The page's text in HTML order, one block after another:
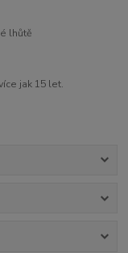
lhůtě
jak 15 let.